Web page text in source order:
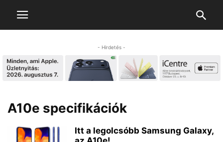
- Hirdetés -
A10e specifikációk
Itt a legolcsóbb Samsung Galaxy,